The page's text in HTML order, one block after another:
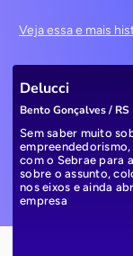
Veja essa e mais
Delucci
Bento Gonçalves / RS
Sem saber muito
com o Sebrae para
sobre o assunto,
nos eixos e ainda
empresa